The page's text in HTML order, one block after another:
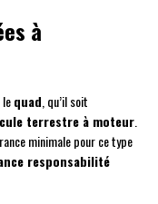
à
quad , qu’il soit
terrestre à moteur
minimale pour ce type
responsabilité